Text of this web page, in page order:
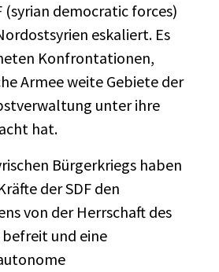
(syrian democratic forces)
eskaliert. Es
Konfrontationen,
Armee weite Gebiete der
unter ihre
hat.
Bürgerkriegs haben
der SDF den
von der Herrschaft des
befreit und eine